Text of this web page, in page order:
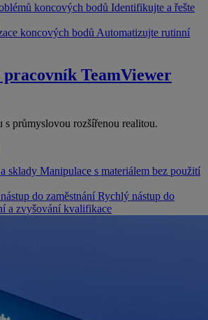
koncových bodů Identifikujte a řešte
koncových bodů Automatizujte rutinní
TeamViewer
s průmyslovou rozšířenou realitou.
sklady Manipulace s materiálem bez použití
do zaměstnání Rychlý nástup do
a zvyšování kvalifikace